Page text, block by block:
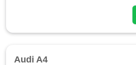
Audi A4